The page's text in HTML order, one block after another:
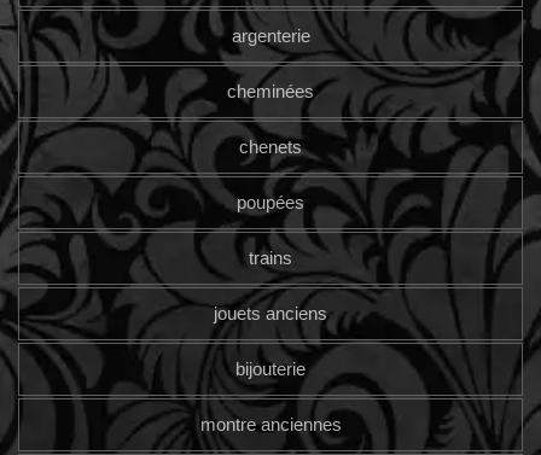
argenterie
cheminées
chenets
poupées
trains
jouets anciens
bijouterie
montre anciennes